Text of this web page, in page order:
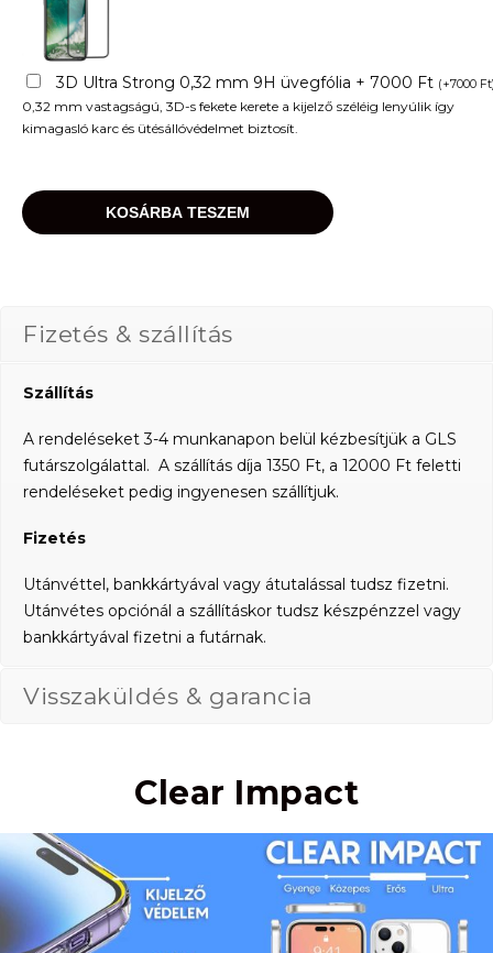
3D Ultra Strong 0,32 mm 9H üvegfólia + 7000 Ft (+7000 Ft
0,32 mm vastagságú, 3D-s fekete kerete a kijelző széléig lenyúlik így
kimagasló karc és ütésállóvédelmet biztosít.
KOSÁRBA TESZEM
Fizetés & szállítás
Szállítás
A rendeléseket 3-4 munkanapon belül kézbesítjük a GLS
futárszolgálattal. A szállítás díja 1350 Ft, a 12000 Ft feletti
rendeléseket pedig ingyenesen szállítjuk.
Fizetés
Utánvéttel, bankkártyával vagy átutalással tudsz fizetni.
Utánvétes opciónál a szállításkor tudsz készpénzzel vagy
bankkártyával fizetni a futárnak.
Visszaküldés & garancia
Clear Impact